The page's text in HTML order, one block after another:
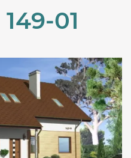
149-01